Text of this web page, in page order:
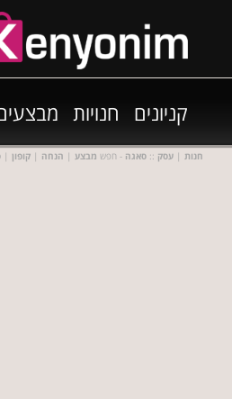
קניונים חנויות
חנות | עסק :: סאגה - חפש מבצע | הנחה | קופון |